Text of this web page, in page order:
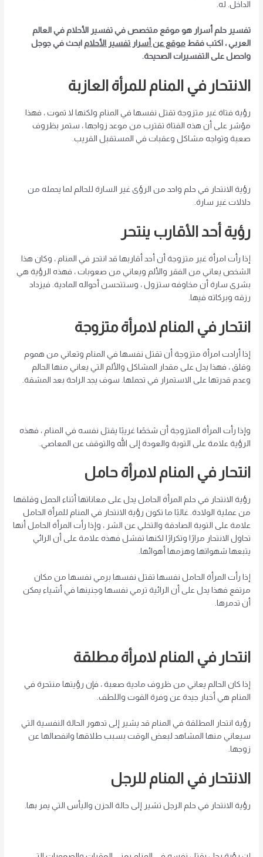
الداخل. له.
تفسير حلم أسرار هو موقع متخصص في تفسير الأحلام في العالم
العربي ، اكتب فقطموقع عن أسرار تفسير الأحلام ابحث في جوجل
واحصل على التفسيرات الصحيحة.
الانتحار في المنام للمرأة العازبة
رؤية فتاة غير متزوجة تقتل نفسها في المنام ولكنها لا تموت ، فهذا
مؤشر على أن هذه الفتاة تقترب من موعد زواجها ، ستمر بظروف
صعبة وتواجه مشاكل وعقبات في المستقبل القريب.
رؤية الانتحار في حلم واحد من الرؤى غير السارة للحالم لما يحمله من
دلالات غير سارة.
رؤية أحد الأقارب ينتحر
إذا رأت امرأة غير متزوجة أن أحد أقاربها قد انتحر في المنام ، وكان هذا
الشخص يعاني من الفقر والألم ويعاني من صعوبات ، فهذه الرؤية هي
بشرى سارة أن مخاوفه ستزول ، وستتحسن أحواله المادية. فيزداد
رزقه وبركاته فيها.
انتحار في المنام لامرأة متزوجة
إذا أرادت امرأة متزوجة أن تقتل نفسها في المنام وتعاني من هموم
وقلق ، فهذا يدل على مقدار المشاكل والألم التي يعاني منها الحالم
وعدم قدرتها على الاستمرار في تحملها. سوف يجد الراحة بعد المشقة.
وإذا رأت المرأة المتزوجة أن شخصًا غريبًا يقتل نفسه في المنام ، فهذه
الرؤية علامة على التوبة والعودة إلى الله والتوقف عن المعاصي.
انتحار في المنام لامرأة حامل
رؤية الانتحار في حلم المرأة الحامل يدل على معاناتها أثناء الحمل وقلقها
من عملية الولادة. غالبًا ما تكون رؤية الانتحار في المنام للمرأة الحامل
علامة على التوبة الصادقة والتخلي عن الشر ، وإذا رأت المرأة الحامل أنها
تحاول الانتحار مرارًا وتكرارًا لكنها تفشل فهذه علامة على أن الرائي
يتبعها شهواتها وهزمها أهوائها.
إذا رأت المرأة الحامل نفسها تقتل نفسها برمي نفسها من مكان
مرتفع فهذا يدل على أن الرائية ترمي نفسها وجنينها في أشياء يمكن
أن تدمرها.
انتحار في المنام لامرأة مطلقة
إذا كان الحالم يعاني من ظروف مادية صعبة ، فإن رؤيتها منتحرة في
المنام هي أخبار جيدة عن وفرة القوت واللطف.
رؤية انتحار المطلقة في المنام قد يشير إلى تدهور الحالة النفسية التي
سيعاني منها المشاهد لبعض الوقت بسبب طلاقها وانفصالها عن
زوجها.
الانتحار في المنام للرجل
رؤية الانتحار في حلم الرجل تشير إلى حالة الحزن واليأس التي يمر بها.